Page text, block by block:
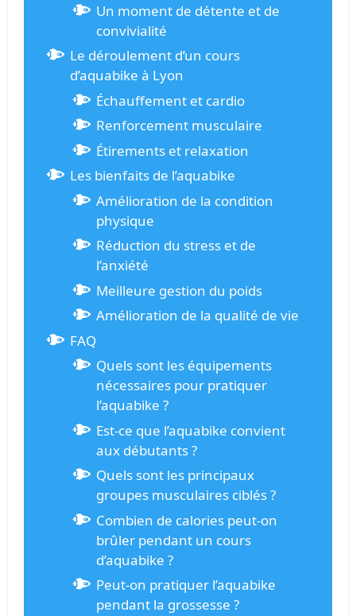
Un moment de détente et de
convivialité
Le déroulement d’un cours
d’aquabike à Lyon
Échauffement et cardio
Renforcement musculaire
Étirements et relaxation
Les bienfaits de l’aquabike
Amélioration de la condition
physique
Réduction du stress et de
l’anxiété
Meilleure gestion du poids
Amélioration de la qualité de vie
FAQ
Quels sont les équipements
nécessaires pour pratiquer
l’aquabike ?
Est-ce que l’aquabike convient
aux débutants ?
Quels sont les principaux
groupes musculaires ciblés ?
Combien de calories peut-on
brûler pendant un cours
d’aquabike ?
Peut-on pratiquer l’aquabike
pendant la grossesse ?